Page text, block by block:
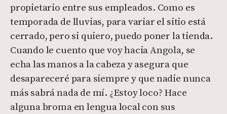
propietario entre sus empleados. Como es
temporada de lluvias, para variar el sitio está
cerrado, pero si quiero, puedo poner la tienda.
Cuando le cuento que voy hacia Angola, se
echa las manos a la cabeza y asegura que
desapareceré para siempre y que nadie nunca
más sabrá nada de mí. ¿Estoy loco? Hace
alguna broma en lengua local con sus